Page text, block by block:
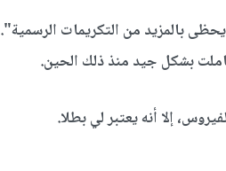
بالمزيد من التكريمات الرسمية".
بشكل جيد منذ ذلك الحين.